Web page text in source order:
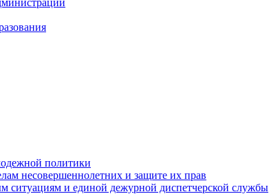
политики
несовершеннолетних и защите их прав
ситуациям и единой дежурной диспетчерской службы